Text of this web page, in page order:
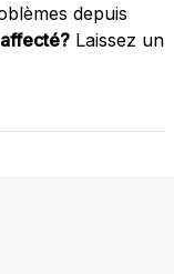
depuis
Laissez un